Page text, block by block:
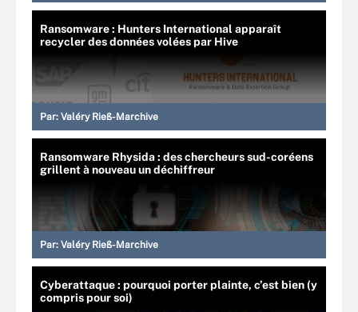
Ransomware : Hunters International apparaît
recycler des données volées par Hive
Par: Valéry Rieß-Marchive
Ransomware Rhysida : des chercheurs sud-coréens
grillent à nouveau un déchiffreur
Par: Valéry Rieß-Marchive
Cyberattaque : pourquoi porter plainte, c’est bien (y
compris pour soi)